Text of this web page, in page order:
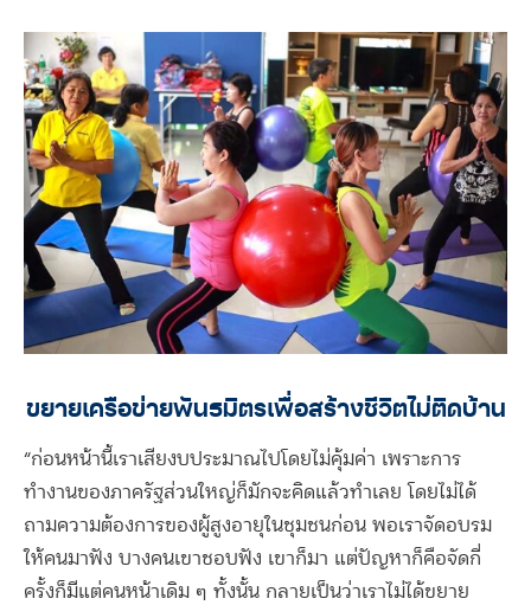
ขยายเครือข่ายพันธมิตรเพื่อสร้างชีวิตไม่ติดบ้าน
“ก่อนหน้านี้เราเสียงบประมาณไปโดยไม่คุ้มค่า เพราะการ
ทำงานของภาครัฐส่วนใหญ่ก็มักจะคิดแล้วทำเลย โดยไม่ได้
ถามความต้องการของผู้สูงอายุในชุมชนก่อน พอเราจัดอบรม
ให้คนมาฟัง บางคนเขาชอบฟัง เขาก็มา แต่ปัญหาก็คือจัดกี่
ครั้งก็มีแต่คนหน้าเดิม ๆ ทั้งนั้น กลายเป็นว่าเราไม่ได้ขยาย